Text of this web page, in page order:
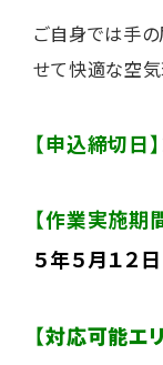
ご自身では手
せて快適な空
【申込締切日】
【作業実施期
５年５月１２日
【対応可能エ